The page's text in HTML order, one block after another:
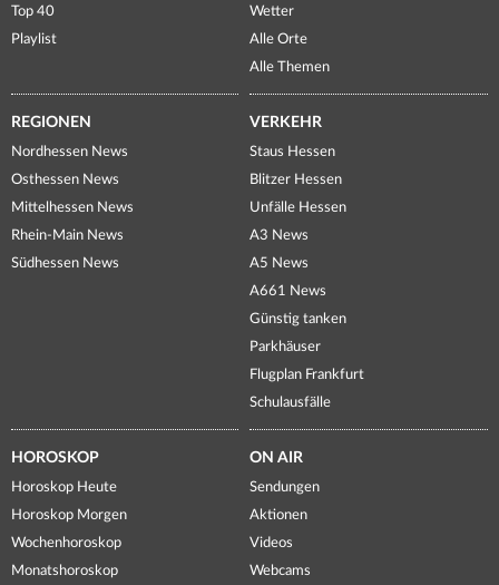
Top 40
Playlist
Wetter
Alle Orte
Alle Themen
REGIONEN
Nordhessen News
Osthessen News
Mittelhessen News
Rhein-Main News
Südhessen News
VERKEHR
Staus Hessen
Blitzer Hessen
Unfälle Hessen
A3 News
A5 News
A661 News
Günstig tanken
Parkhäuser
Flugplan Frankfurt
Schulausfälle
HOROSKOP
Horoskop Heute
Horoskop Morgen
Wochenhoroskop
Monatshoroskop
ON AIR
Sendungen
Aktionen
Videos
Webcams